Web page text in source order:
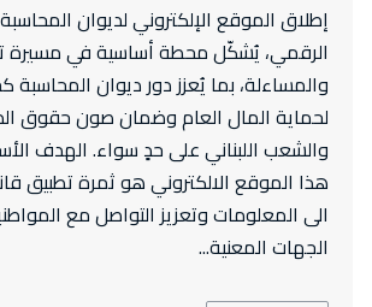
إطلاق الموقع الإلكتروني لديوان
الرقمي، يُشكّل محطة أساسية في مسيرة
والمساءلة، بما يُعزز دور ديوان
لحماية المال العام وضمان صون حقوق
والشعب اللبناني على حدٍ سواء. الهدف
هذا الموقع الالكتروني هو ثمرة تطبيق
الى المعلومات وتعزيز التواصل مع
الجهات المعنية...